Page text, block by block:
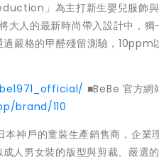
」為主打新生嬰兒服飾與
人的最新時尚帶入設計中，
嚴格的甲醛殘留測驗，10ppm
■BeBe 官方
brand/110
本神戶的童裝生產銷售商，企
人男女裝的版型與剪裁、嚴選